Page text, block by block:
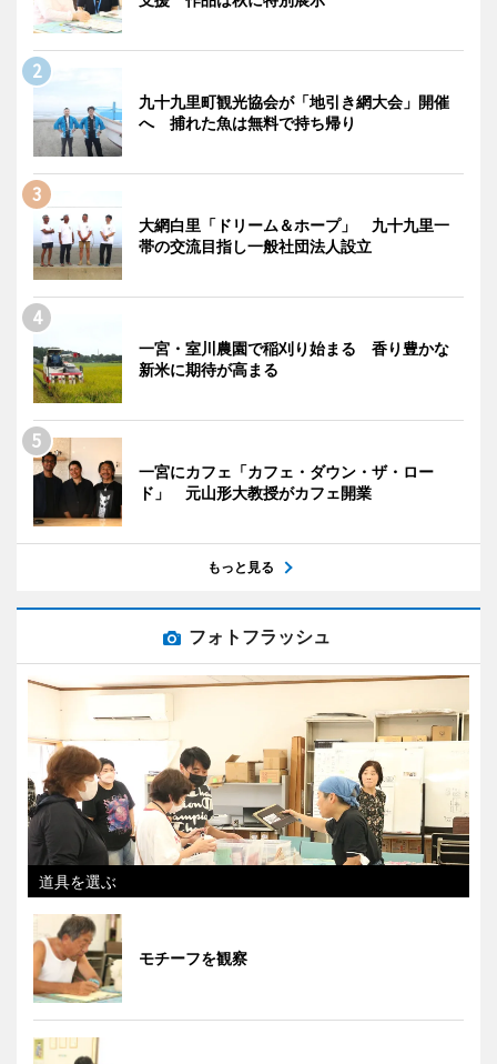
九十九里町観光協会が「地引き網大会」開催
へ 捕れた魚は無料で持ち帰り
大網白里「ドリーム＆ホープ」 九十九里一
帯の交流目指し一般社団法人設立
一宮・室川農園で稲刈り始まる 香り豊かな
新米に期待が高まる
一宮にカフェ「カフェ・ダウン・ザ・ロー
ド」 元山形大教授がカフェ開業
もっと見る
フォトフラッシュ
道具を選ぶ
モチーフを観察